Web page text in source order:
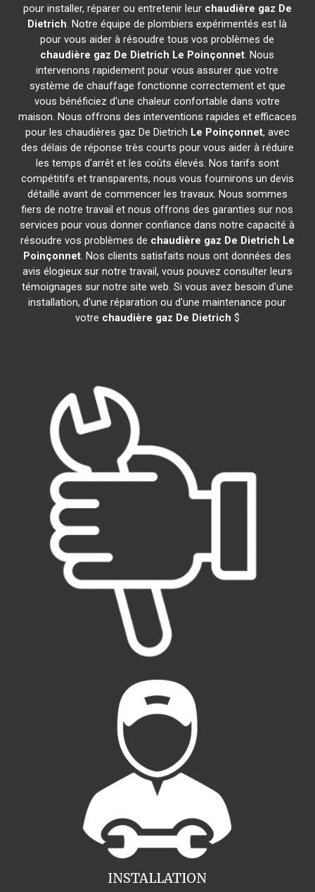
pour installer, réparer ou entretenir leur chaudière gaz De
Dietrich. Notre équipe de plombiers expérimentés est là
pour vous aider à résoudre tous vos problèmes de
chaudière gaz De Dietrich Le Poinçonnet. Nous
intervenons rapidement pour vous assurer que votre
système de chauffage fonctionne correctement et que
vous bénéficiez d'une chaleur confortable dans votre
maison. Nous offrons des interventions rapides et efficaces
pour les chaudières gaz De Dietrich Le Poinçonnet, avec
des délais de réponse très courts pour vous aider à réduire
les temps d'arrêt et les coûts élevés. Nos tarifs sont
compétitifs et transparents, nous vous fournirons un devis
détaillé avant de commencer les travaux. Nous sommes
fiers de notre travail et nous offrons des garanties sur nos
services pour vous donner confiance dans notre capacité à
résoudre vos problèmes de chaudière gaz De Dietrich Le
Poinçonnet. Nos clients satisfaits nous ont données des
avis élogieux sur notre travail, vous pouvez consulter leurs
témoignages sur notre site web. Si vous avez besoin d'une
installation, d'une réparation ou d'une maintenance pour
votre chaudière gaz De Dietrich $
INSTALLATION